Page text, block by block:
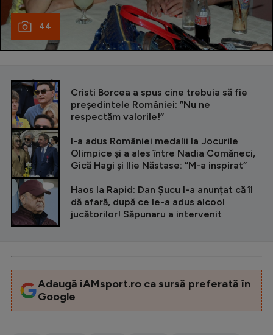
44
CITEȘTE ȘI
Cristi Borcea a spus cine trebuia să fie
președintele României: ”Nu ne
respectăm valorile!”
I-a adus României medalii la Jocurile
Olimpice și a ales între Nadia Comăneci,
Gică Hagi și Ilie Năstase: ”M-a inspirat”
Haos la Rapid: Dan Șucu l-a anunțat că îl
dă afară, după ce le-a adus alcool
jucătorilor! Săpunaru a intervenit
Adaugă iAMsport.ro ca sursă preferată în
Google